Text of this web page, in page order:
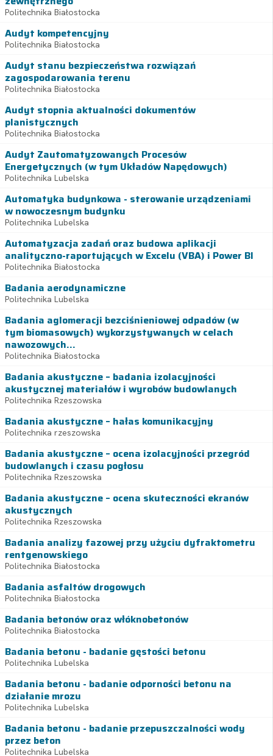
Politechnika Białostocka
Audyt kompetencyjny
Politechnika Białostocka
Audyt stanu bezpieczeństwa rozwiązań
zagospodarowania terenu
Politechnika Białostocka
Audyt stopnia aktualności dokumentów
planistycznych
Politechnika Białostocka
Audyt Zautomatyzowanych Procesów
Energetycznych (w tym Układów Napędowych)
Politechnika Lubelska
Automatyka budynkowa - sterowanie urządzeniami
w nowoczesnym budynku
Politechnika Lubelska
Automatyzacja zadań oraz budowa aplikacji
analityczno-raportujących w Excelu (VBA) i Power BI
Politechnika Białostocka
Badania aerodynamiczne
Politechnika Lubelska
Badania aglomeracji bezciśnieniowej odpadów (w
tym biomasowych) wykorzystywanych w celach
nawozowych...
Politechnika Białostocka
Badania akustyczne – badania izolacyjności
akustycznej materiałów i wyrobów budowlanych
Politechnika Rzeszowska
Badania akustyczne – hałas komunikacyjny
Politechnika rzeszowska
Badania akustyczne – ocena izolacyjności przegród
budowlanych i czasu pogłosu
Politechnika Rzeszowska
Badania akustyczne – ocena skuteczności ekranów
akustycznych
Politechnika Rzeszowska
Badania analizy fazowej przy użyciu dyfraktometru
rentgenowskiego
Politechnika Białostocka
Badania asfaltów drogowych
Politechnika Białostocka
Badania betonów oraz włóknobetonów
Politechnika Białostocka
Badania betonu - badanie gęstości betonu
Politechnika Lubelska
Badania betonu - badanie odporności betonu na
działanie mrozu
Politechnika Lubelska
Badania betonu - badanie przepuszczalności wody
przez beton
Politechnika Lubelska